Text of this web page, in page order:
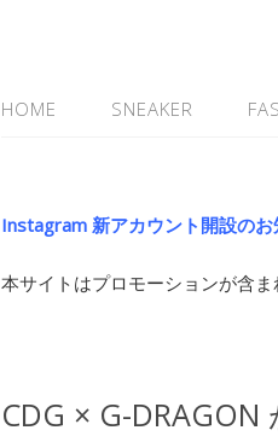
HOME SNEAKER
Instagram 新アカウント開設のお
本サイトはプロモーションが含
CDG × G-DRAGON